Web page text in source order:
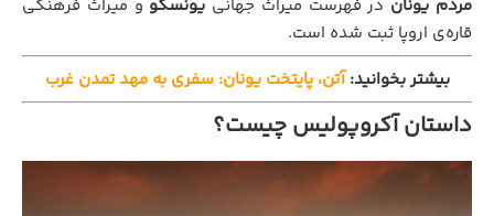
مردم یونان در فهرست میراث جهانی یونسکو و میراث فرهنگی
قاره‌ی اروپا ثبت شده است.
بیشتر بخوانید:آتن، پایتخت یونان: سفری به مهد تمدن غرب
داستان آکروپولیس چیست؟